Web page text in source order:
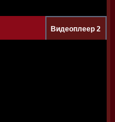
Видеоплеер 2